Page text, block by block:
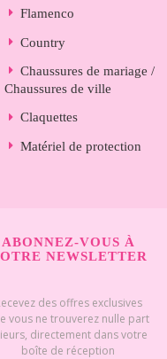
Flamenco
Country
Chaussures de mariage /
Chaussures de ville
Claquettes
Matériel de protection
ABONNEZ-VOUS À
NEWSLETTER
des offres exclusives
vous ne trouverez nulle part
directement dans votre
boîte de réception